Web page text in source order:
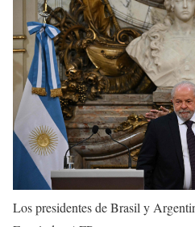
Los presidentes de Brasil y